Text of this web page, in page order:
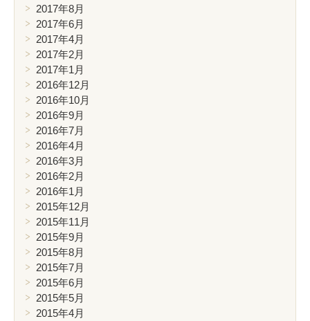
2017年8月
2017年6月
2017年4月
2017年2月
2017年1月
2016年12月
2016年10月
2016年9月
2016年7月
2016年4月
2016年3月
2016年2月
2016年1月
2015年12月
2015年11月
2015年9月
2015年8月
2015年7月
2015年6月
2015年5月
2015年4月